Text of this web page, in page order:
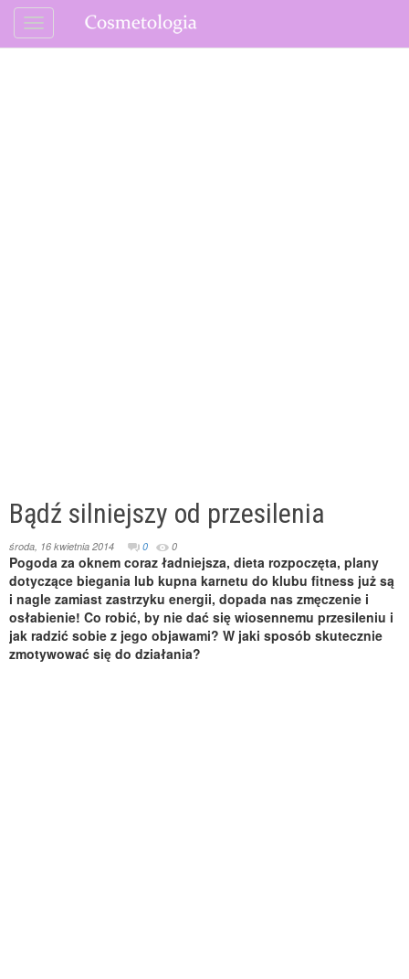
Bądź silniejszy od przesilenia
środa, 16 kwietnia 2014 0 0
Pogoda za oknem coraz ładniejsza, dieta rozpoczęta, plany
dotyczące biegania lub kupna karnetu do klubu fitness już są
i nagle zamiast zastrzyku energii, dopada nas zmęczenie i
osłabienie! Co robić, by nie dać się wiosennemu przesileniu i
jak radzić sobie z jego objawami? W jaki sposób skutecznie
zmotywować się do działania?